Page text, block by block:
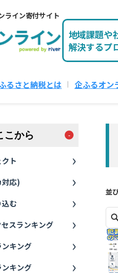
ライン寄付サイト
地域課題や
解決するプ
るさと納税とは 企ふるオン
こから
ト
対応)
む
スランキング
キング
キング
並